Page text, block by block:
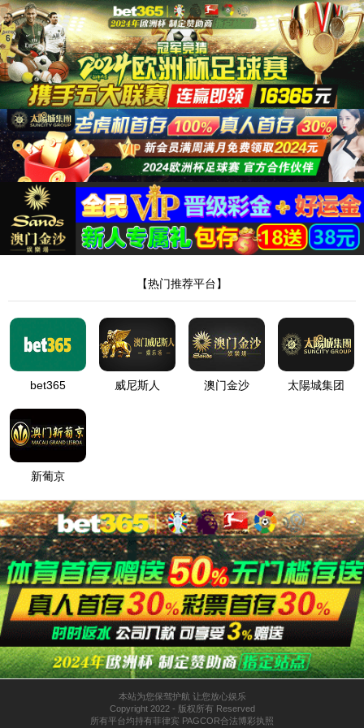
“/”应用程序中的服务器错误。
无法找到资源。
说明:HTTP 404。您正在查找的资源(或者它的一个依赖项)可能已被移除，或其名称已更
改，或暂时不可用。请检查以下 URL 并确保其拼写正确。
请求的 URL:/map3.aspx
版本信息:Microsoft .NET Framework 版本:4.0.30319; ASP.NET 版本:4.0.30319.34280